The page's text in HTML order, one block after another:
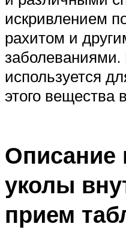
искривлением
рахитом и
заболеваниями.
используется
этого вещества
Описание
уколы
прием